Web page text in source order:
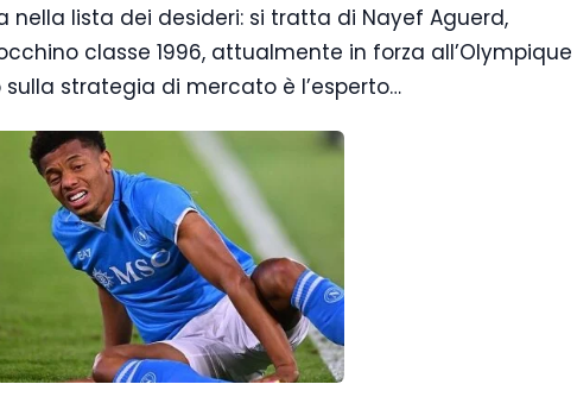
lista dei desideri: si tratta di Nayef Aguerd,
classe 1996, attualmente in forza all’Olympique
sulla strategia di mercato è l’esperto…